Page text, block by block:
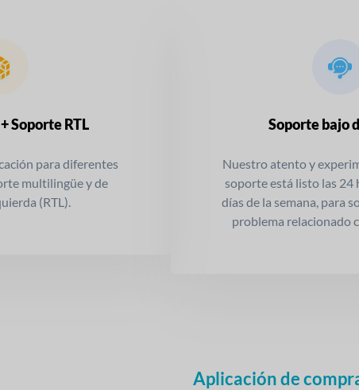
Soporte RTL
para diferentes
multilingüe y de
(RTL).
Soporte bajo
Nuestro atento y
soporte está listo las 24
días de la semana, para
problema relacionado
Aplicación de